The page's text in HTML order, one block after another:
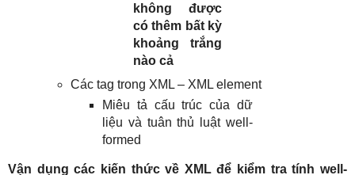
không được
có thêm bất kỳ
khoảng trắng
nào cả
Các tag trong XML – XML element
Miêu tả cấu trúc của dữ
liệu và tuân thủ luật well-
formed
Vận dụng các kiến thức về XML để kiểm tra tính well-